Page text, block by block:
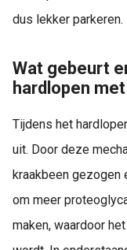
dus lekker parkeren.
Wat gebeurt
hardlopen
Tijdens het
uit. Door deze
kraakbeen gezogen
om meer
maken, waardoor